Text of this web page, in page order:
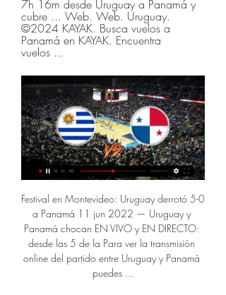
7h 16m desde Uruguay a Panamá y
cubre ... Web. Web. Uruguay.
©2024 KAYAK. Busca vuelos a
Panamá en KAYAK. Encuentra
vuelos ...
Festival en Montevideo: Uruguay derrotó 5-0
a Panamá 11 jun 2022 — Uruguay y
Panamá chocan EN VIVO y EN DIRECTO:
desde las 5 de la Para ver la transmisión
online del partido entre Uruguay y Panamá
puedes ...